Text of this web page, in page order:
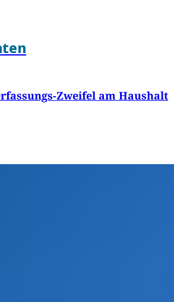
Zweifel am Haushalt